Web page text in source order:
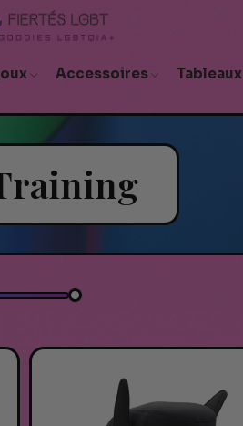
Accessoires Tableaux